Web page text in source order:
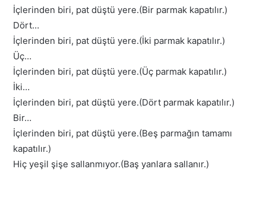
İçlerinden biri, pat düştü yere.(Bir parmak kapatılır.)
Dört…
İçlerinden biri, pat düştü yere.(İki parmak kapatılır.)
Üç…
İçlerinden biri, pat düştü yere.(Üç parmak kapatılır.)
İki…
İçlerinden biri, pat düştü yere.(Dört parmak kapatılır.)
Bir…
İçlerinden biri, pat düştü yere.(Beş parmağın tamamı
kapatılır.)
Hiç yeşil şişe sallanmıyor.(Baş yanlara sallanır.)